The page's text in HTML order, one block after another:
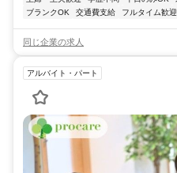
ブランクOK
交通費支給 フルタイム歓迎
同じ企業の求人
アルバイト・パート